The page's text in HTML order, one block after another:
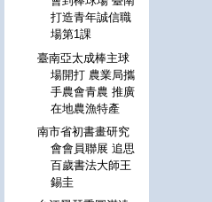
打造青年誠信職
場第1課
臺南亞太成棒主球
場開打 農業局攜
手農會青農 推廣
在地農漁特產
南市省初書畫研究
會會員聯展 追思
百歲書法大師王
錫圭